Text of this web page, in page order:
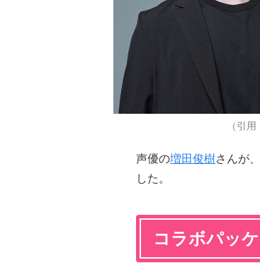
（引
声優の増田俊樹さんが
した。
コラボパッ